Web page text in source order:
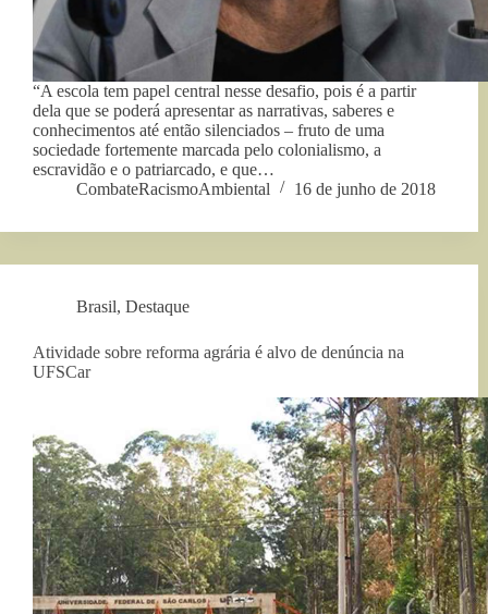
“A escola tem papel central nesse desafio, pois é a partir
dela que se poderá apresentar as narrativas, saberes e
conhecimentos até então silenciados – fruto de uma
sociedade fortemente marcada pelo colonialismo, a
escravidão e o patriarcado, e que…
CombateRacismoAmbiental
16 de junho de 2018
Brasil, Destaque
Atividade sobre reforma agrária é alvo de denúncia na
UFSCar